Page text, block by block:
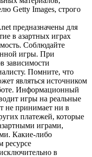
Getty Images, строго
предназначены для
в азартных играх
Соблюдайте
игры. При
зависимости
Помните, что
являться источником
Информационный
игры на реальные
не принимает ни в
платежей, которые
играми,
Какие-либо
ресурсе
в